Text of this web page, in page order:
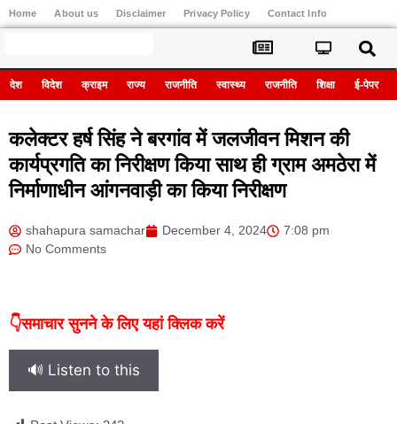
Home About us Disclaimer Privacy Policy Contact Info
देश विदेश क्राइम राज्य राजनीति स्वास्थ्य राजनीति शिक्षा ई-पेपर
कलेक्टर हर्ष सिंह ने बरगांव में जलजीवन मिशन की
कार्यप्रगति का निरीक्षण किया साथ ही ग्राम अमठेरा में
निर्माणाधीन आंगनवाड़ी का किया निरीक्षण
shahapura samachar December 4, 2024
7:08 pm
No Comments
👇समाचार सुनने के लिए यहां क्लिक करें
🔊 Listen to this